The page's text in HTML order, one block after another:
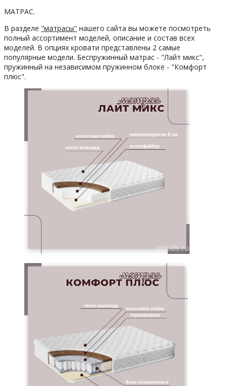
МАТРАС.
В разделе "матрасы" нашего сайта вы можете посмотреть
полный ассортимент моделей, описание и состав всех
моделей. В опциях кровати представлены 2 самые
популярные модели. Беспружинный матрас - "Лайт микс",
пружинный на независимом пружинном блоке - "Комфорт
плюс".